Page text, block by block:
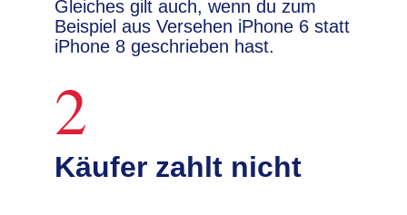
Gleiches gilt auch, wenn du zum
Beispiel aus Versehen iPhone 6 statt
iPhone 8 geschrieben hast.
2
Käufer zahlt nicht